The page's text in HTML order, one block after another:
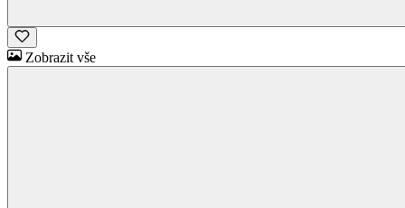
Zobrazit vše